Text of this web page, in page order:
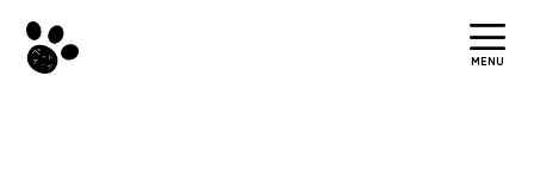
MENU